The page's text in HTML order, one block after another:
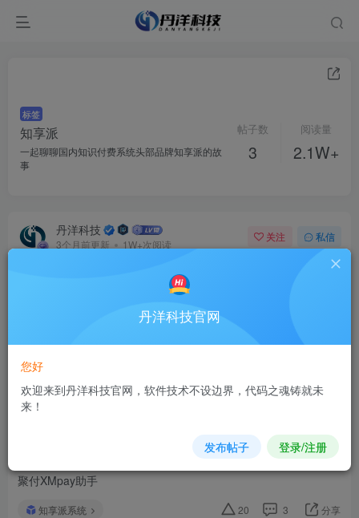
标签
知享派
一起聊聊国内知识付费系统头部品牌知享派的故
事
帖子数
3
阅读量
2.1W+
丹洋科技
3个月前更新 1W+次阅读
关注 私信
丹洋融付已升级为全新系统丹洋聚付，关于丹洋聚付
聚付XMpay助手
知享派系统 20 3 分享
丹洋科技官网
您好
欢迎来到丹洋科技官网，软件技术不设边界，代码之魂铸就未
来！
发布帖子 登录/注册